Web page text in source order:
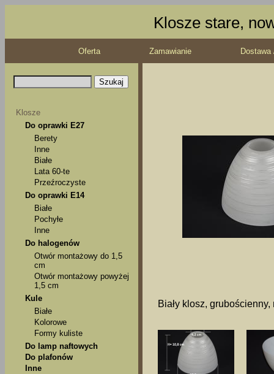
Klosze stare,
Oferta Zamawianie
Klosze
Do oprawki E27
Berety
Inne
Białe
Lata 60-te
Przeźroczyste
Do oprawki E14
Białe
Pochyłe
Inne
Do halogenów
Otwór montażowy do 1,5
cm
Otwór montażowy powyżej
1,5 cm
Kule
Białe
Kolorowe
Formy kuliste
Do lamp naftowych
Do plafonów
Inne
Biały klosz, grubościenny,